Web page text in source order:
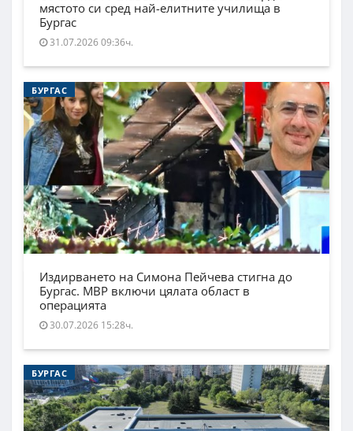
мястото си сред най-елитните училища в
Бургас
31.07.2026 09:36ч.
БУРГАС
Издирването на Симона Пейчева стигна до
Бургас. МВР включи цялата област в
операцията
30.07.2026 15:28ч.
БУРГАС